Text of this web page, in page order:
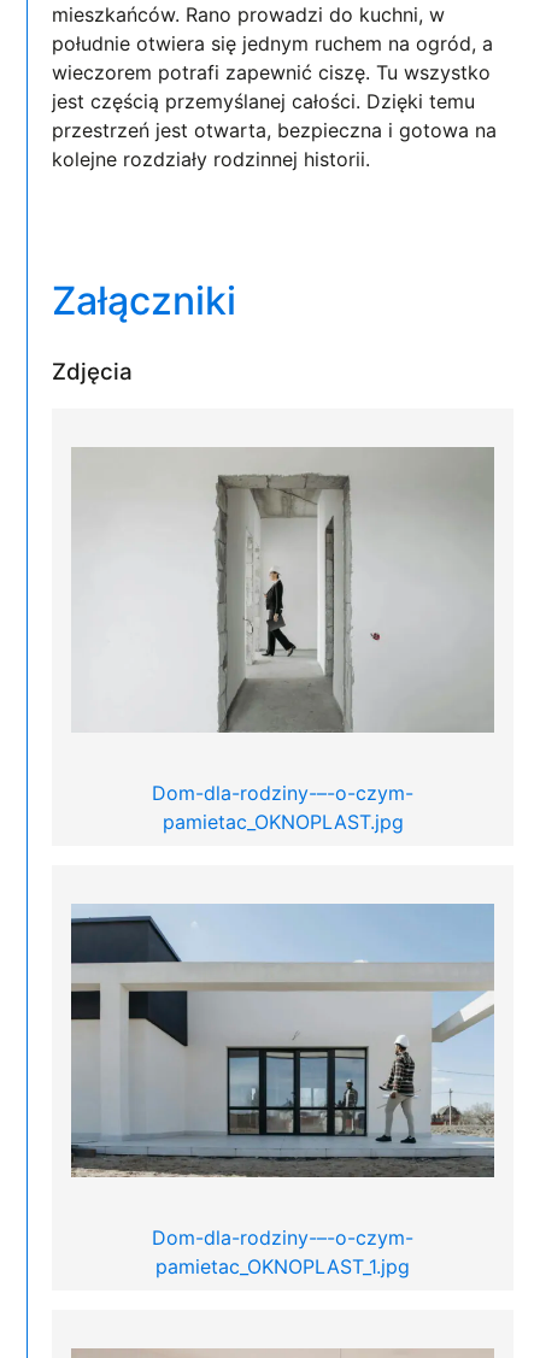
mieszkańców. Rano prowadzi do kuchni, w
południe otwiera się jednym ruchem na ogród, a
wieczorem potrafi zapewnić ciszę. Tu wszystko
jest częścią przemyślanej całości. Dzięki temu
przestrzeń jest otwarta, bezpieczna i gotowa na
kolejne rozdziały rodzinnej historii.
Załączniki
Zdjęcia
Dom-dla-rodziny-–-o-czym-
pamietac_OKNOPLAST.jpg
Dom-dla-rodziny-–-o-czym-
pamietac_OKNOPLAST_1.jpg